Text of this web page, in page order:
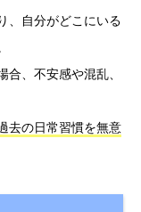
、自分がどこにいる
、不安感や混乱、
去の日常習慣を無意